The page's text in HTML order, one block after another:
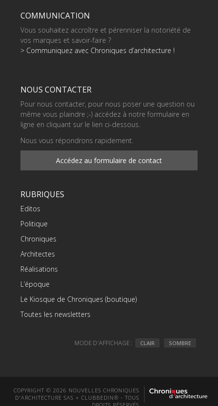
COMMUNICATION
Vous souhaitez accroître et pérenniser la notoriété de
vos marques et savoir-faire ?
> Communiquez avec Chroniques d’architecture !
NOUS CONTACTER
Pour nous contacter, pour nous poser une question ou
même vous plaindre ;-) accédez à notre formulaire en
ligne en cliquant sur le lien ci-dessous.
Nous vous répondrons rapidement.
Accédez au formulaire de contact
RUBRIQUES
Editos
Politique
Chroniques
Architectes
Réalisations
L’époque
Le Kiosque de Chroniques (boutique)
Toutes les newsletters
MODE D'AFFICHAGE : CLAIR SOMBRE
COPYRIGHT © 2026 NOUVELLES CHRONIQUES
D'ARCHITECTURE SAS + CLUBBEDIN® - TOUS